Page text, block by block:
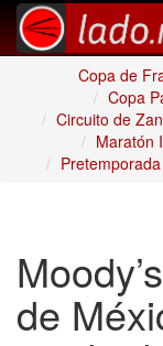
Copa de
Copa
Circuito de
Maratón
de